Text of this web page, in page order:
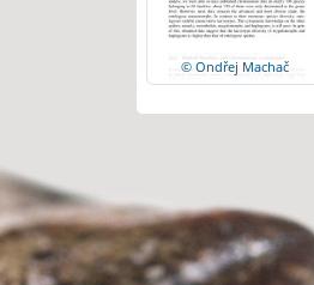
© Ondřej Machač